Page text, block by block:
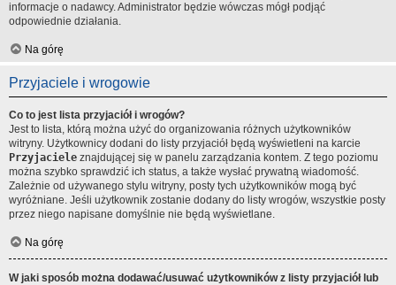
informacje o nadawcy. Administrator będzie wówczas mógł podjąć
odpowiednie działania.
Na górę
Przyjaciele i wrogowie
Co to jest lista przyjaciół i wrogów?
Jest to lista, którą można użyć do organizowania różnych użytkowników
witryny. Użytkownicy dodani do listy przyjaciół będą wyświetleni na karcie
Przyjaciele znajdującej się w panelu zarządzania kontem. Z tego poziomu
można szybko sprawdzić ich status, a także wysłać prywatną wiadomość.
Zależnie od używanego stylu witryny, posty tych użytkowników mogą być
wyróżniane. Jeśli użytkownik zostanie dodany do listy wrogów, wszystkie posty
przez niego napisane domyślnie nie będą wyświetlane.
Na górę
W jaki sposób można dodawać/usuwać użytkowników z listy przyjaciół lub